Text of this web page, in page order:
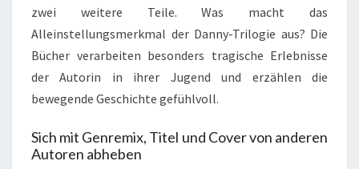
zwei weitere Teile. Was macht das
Alleinstellungsmerkmal der Danny-Trilogie aus? Die
Bücher verarbeiten besonders tragische Erlebnisse
der Autorin in ihrer Jugend und erzählen die
bewegende Geschichte gefühlvoll.
Sich mit Genremix, Titel und Cover von anderen
Autoren abheben